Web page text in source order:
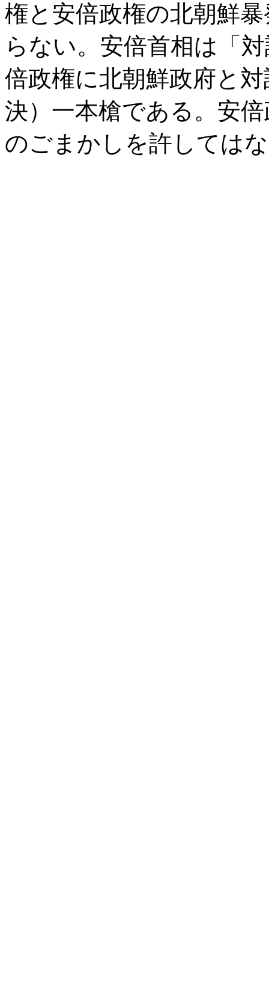
権と安倍政権の北朝鮮
らない。安倍首相は「
倍政権に北朝鮮政府と
決）一本槍である。安
のごまかしを許しては